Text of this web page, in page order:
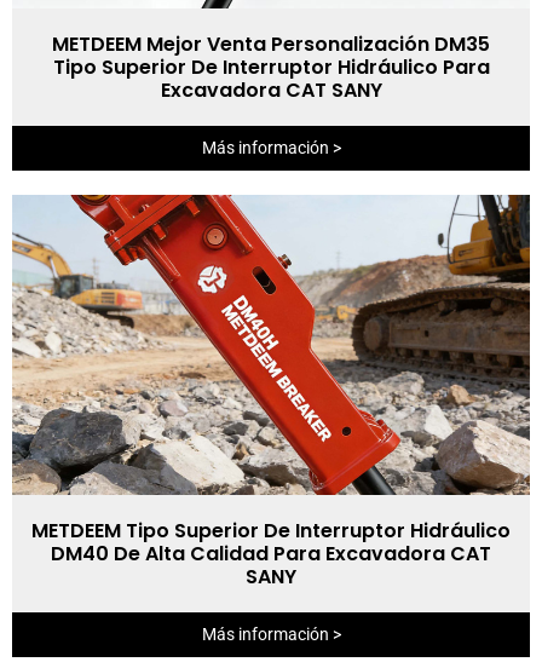
METDEEM Mejor Venta Personalización DM35
Tipo Superior De Interruptor Hidráulico Para
Excavadora CAT SANY
Más información >
METDEEM Tipo Superior De Interruptor Hidráulico
DM40 De Alta Calidad Para Excavadora CAT
SANY
Más información >